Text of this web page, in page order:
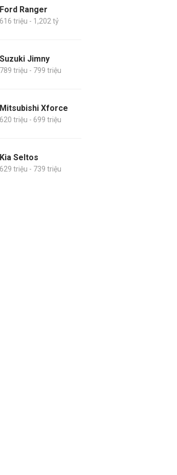
Ford Ranger
616 triệu - 1,202 tỷ
Suzuki Jimny
789 triệu - 799 triệu
Mitsubishi Xforce
620 triệu - 699 triệu
Kia Seltos
629 triệu - 739 triệu